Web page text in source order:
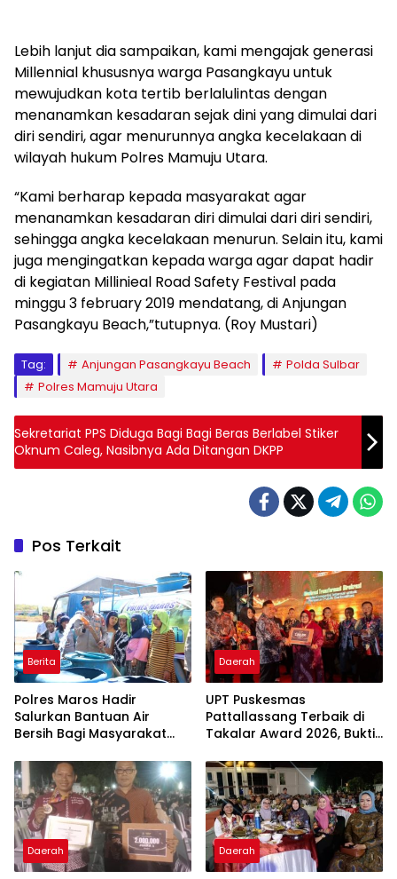
Lebih lanjut dia sampaikan, kami mengajak generasi
Millennial khususnya warga Pasangkayu untuk
mewujudkan kota tertib berlalulintas dengan
menanamkan kesadaran sejak dini yang dimulai dari
diri sendiri, agar menurunnya angka kecelakaan di
wilayah hukum Polres Mamuju Utara.
“Kami berharap kepada masyarakat agar
menanamkan kesadaran diri dimulai dari diri sendiri,
sehingga angka kecelakaan menurun. Selain itu, kami
juga mengingatkan kepada warga agar dapat hadir
di kegiatan Millinieal Road Safety Festival pada
minggu 3 february 2019 mendatang, di Anjungan
Pasangkayu Beach,”tutupnya. (Roy Mustari)
Tag: Anjungan Pasangkayu Beach
Polda Sulbar
Polres Mamuju Utara
Sekretariat PPS Diduga Bagi Bagi Beras Berlabel Stiker
Oknum Caleg, Nasibnya Ada Ditangan DKPP
Pos Terkait
Berita
Polres Maros Hadir
Salurkan Bantuan Air
Bersih Bagi Masyarakat
Di Maros
Daerah
UPT Puskesmas
Pattallassang Terbaik di
Takalar Award 2026, Bukti
Pelayanan Kesehatan
Berkualitas
Daerah Daerah